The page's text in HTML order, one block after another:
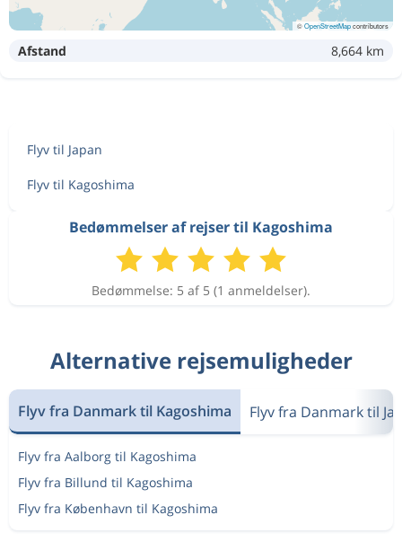
©OpenStreetMapcontributors
Afstand 8,664 km
Flyv til Japan
Flyv til Kagoshima
Bedømmelser af rejser til Kagoshima
Bedømmelse: 5 af 5 (1 anmeldelser).
Alternative rejsemuligheder
Flyv fra Danmark til Kagoshima Flyv fra Danmark til
Flyv fra Aalborg til Kagoshima
Flyv fra Billund til Kagoshima
Flyv fra København til Kagoshima